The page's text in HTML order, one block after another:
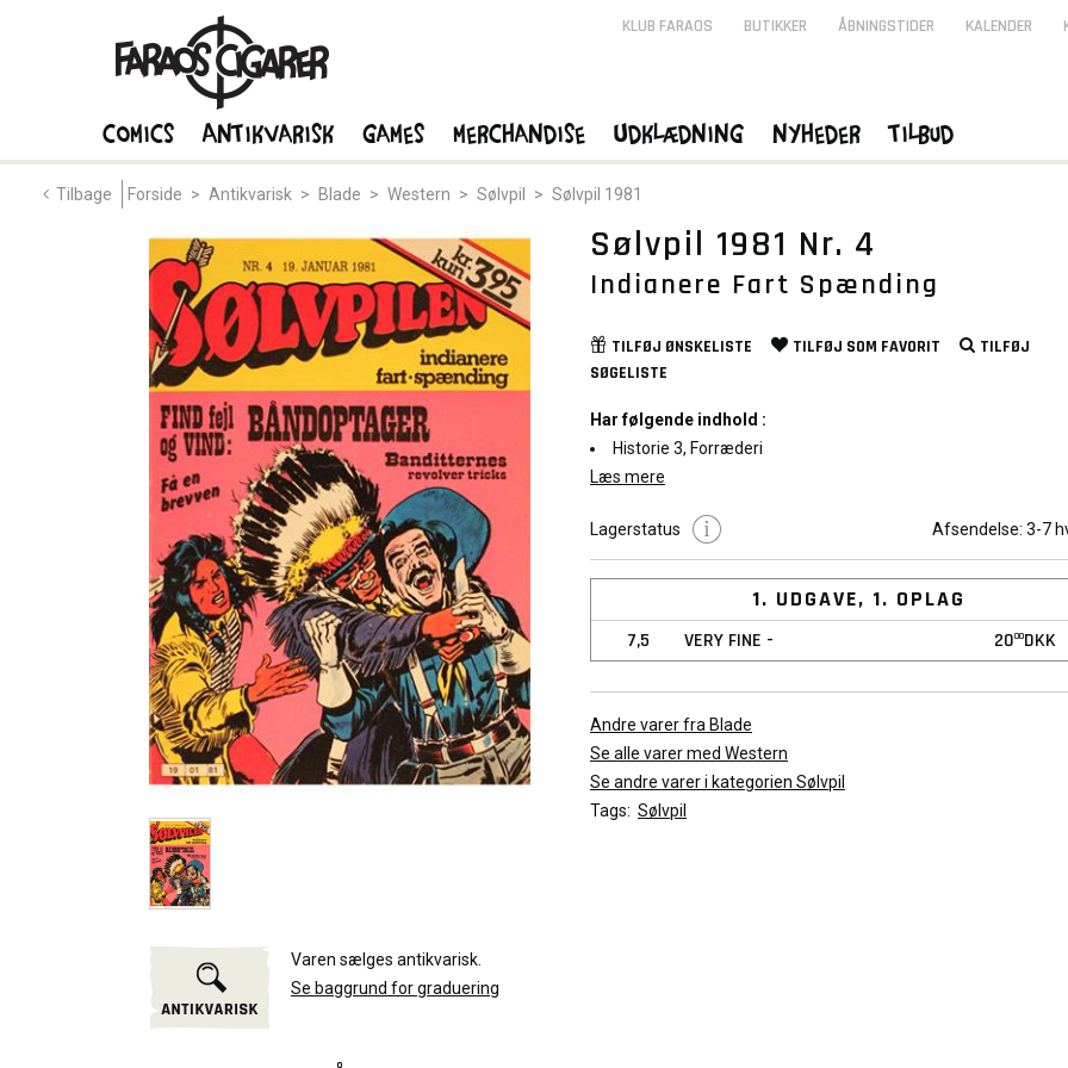
Tilbage Forside > Antikvarisk > Blade > Western > Sølvpil > Sølvpil 1981
Varen sælges antikvarisk.
Se baggrund for graduering
Sølvpil 1981 Nr. 4
Indianere Fart Spænding
TILFØJ ØNSKELISTE TILFØJ SOM FAVORIT
TILFØJ
SØGELISTE
Har følgende indhold :
Historie 3, Forræderi
beskrevet ved prisen. En nærmere forklaring af stande og
graduering af blade kan du læseHer
Det viste billede er repræsentativt for bladet. Kvaliteten af
variere afhængig af den valgte stand.
Læs mere
Lagerstatus Afsendelse: 3-7
1. UDGAVE, 1. OPLAG
7,5 VERY FINE - 2000DKK
Andre varer fra Blade
Se alle varer med Western
Se andre varer i kategorien Sølvpil
Tags: Sølvpil
KLUB FARAOS BUTIKKER ÅBNINGSTIDER KALENDER
Comics Antikvarisk Games Merchandise Udklædning Nyheder Tilbud